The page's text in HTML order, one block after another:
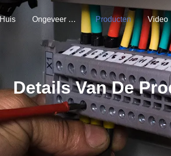
Huis Ongeveer Ons Producten Video
Details Van De